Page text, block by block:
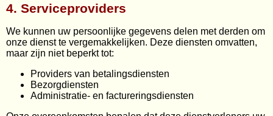
4. Serviceproviders
We kunnen uw persoonlijke gegevens delen met derden om
onze dienst te vergemakkelijken. Deze diensten omvatten,
maar zijn niet beperkt tot:
Providers van betalingsdiensten
Bezorgdiensten
Administratie- en factureringsdiensten